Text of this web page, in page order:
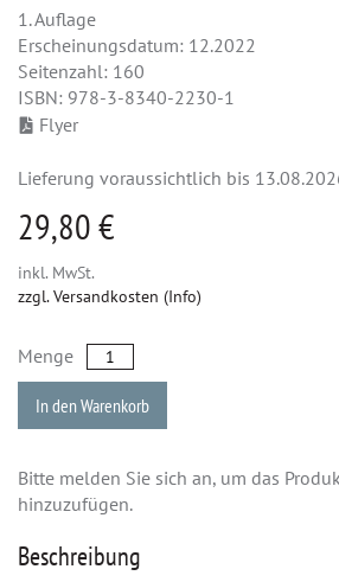
1. Auflage
Erscheinungsdatum: 12.2022
Seitenzahl: 160
ISBN: 978-3-8340-2230-1
Flyer
Lieferung voraussichtlich bis
29,80 €
inkl. MwSt.
zzgl. Versandkosten (Info)
Menge
In den Warenkorb
Bitte melden Sie sich an, um das
hinzuzufügen.
Beschreibung